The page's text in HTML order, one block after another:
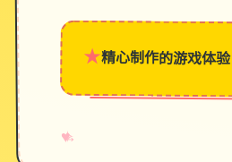
★精心制作的游戏体验
♥
✧
→